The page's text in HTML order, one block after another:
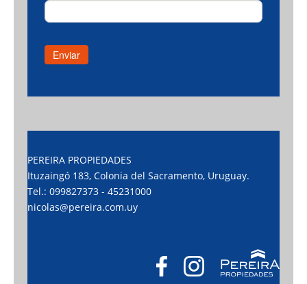
PEREIRA PROPIEDADES
Ituzaingó 183, Colonia del Sacramento, Uruguay.
Tel.: 099827373 - 45231000
nicolas@pereira.com.uy